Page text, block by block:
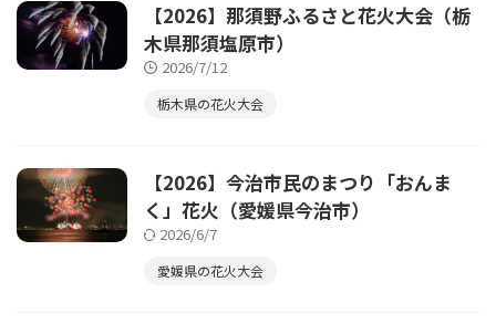
【2026】那須野ふるさと花火大会（栃
木県那須塩原市）
2026/7/12
栃木県の花火大会
【2026】今治市民のまつり「おんま
く」花火（愛媛県今治市）
2026/6/7
愛媛県の花火大会